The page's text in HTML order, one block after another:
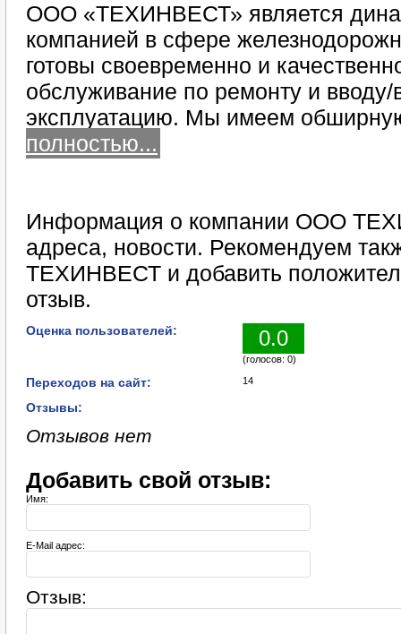
ООО «ТЕХИНВЕСТ» является
компанией в сфере
готовы своевременно и
обслуживание по ремонту и вводу/
эксплуатацию. Мы имеем
полностью...
Информация о компании ООО
адреса, новости. Рекомендуем
ТЕХИНВЕСТ и добавить
отзыв.
Оценка пользователей: 0.0
(голосов: 0)
Переходов на сайт: 14
Отзывы:
Отзывов нет
Добавить свой отзыв:
Имя:
E-Mail адрес:
Отзыв: